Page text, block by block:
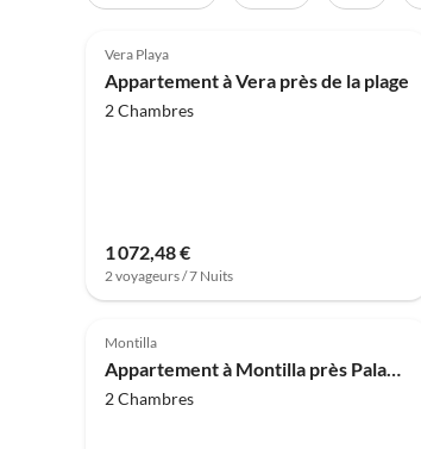
Vera Playa
Appartement à Vera près de la plage
2 Chambres
1 072,48 €
2 voyageurs / 7 Nuits
4.0 (1)
Montilla
Appartement à Montilla près Palacio Medinaceli
2 Chambres